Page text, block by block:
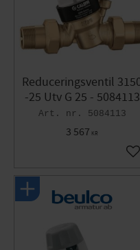
Reduceringsventil
-25 Utv G 25 - 5084113
5084113
3 567 KR